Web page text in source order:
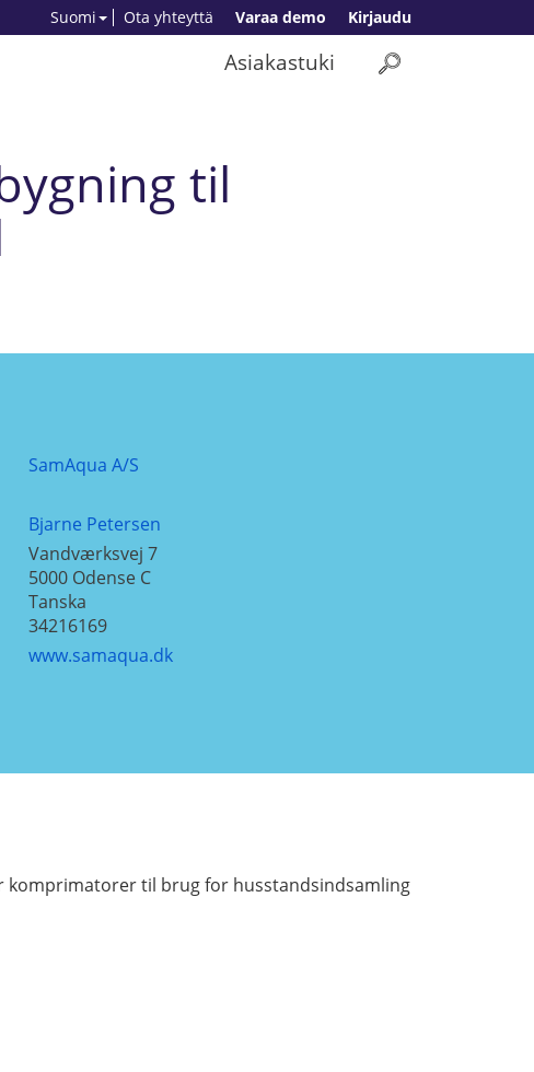
Kirjaudu
Varaa demo
Ota yhteyttä
Suomi
Asiakastuki
til
SamAqua A/S
Bjarne Petersen
Vandværksvej 7
5000 Odense C
Tanska
34216169
www.samaqua.dk
komprimatorer til brug for husstandsindsamling